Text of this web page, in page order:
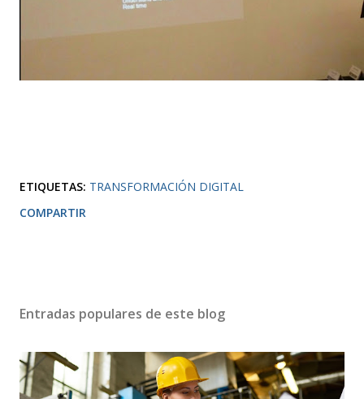
ETIQUETAS: TRANSFORMACIÓN DIGITAL
COMPARTIR
Entradas populares de este blog